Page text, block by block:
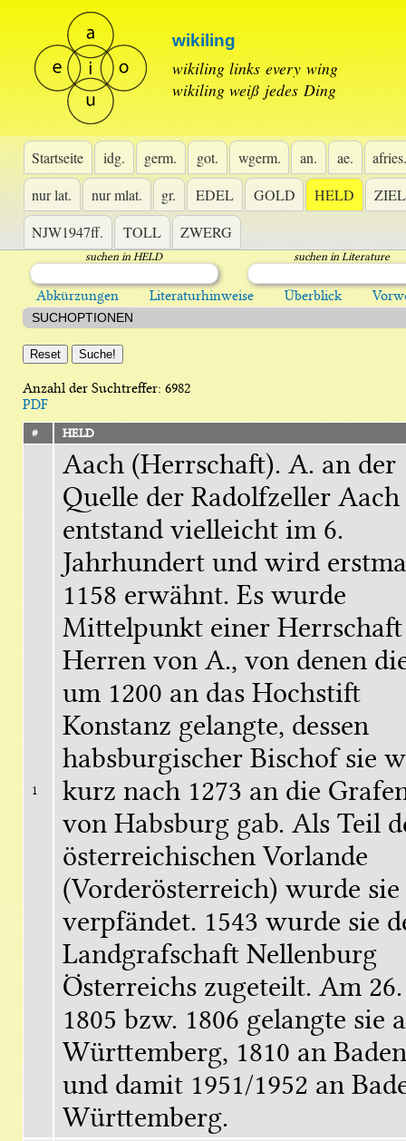
wikiling
wikiling links every wing
wikiling weiß jedes Ding
Startseite idg. germ. got. wgerm. an. ae.
nur lat.
nur mlat. gr. EDEL GOLD HELD
ZIEL
NJW1947ff.
TOLL ZWERG
uchen in HELD uchen in Literature
Abkürzungen Literaturhinweise Überblick
SUCHOPTIONEN
Anzahl der Suchtreffer: 6982
PDF
# HELD
1
Aach (Herrschaft). A. an der
Quelle der Radolfzeller Aach
entstand vielleicht im 6.
Jahrhundert und wird
1158 erwähnt. Es wurde
Mittelpunkt einer
Herren von A., von denen
um 1200 an das Hochstift
Konstanz gelangte, dessen
habsburgischer Bischof sie
kurz nach 1273 an die
von Habsburg gab. Als Teil
österreichischen Vorlande
(Vorderösterreich) wurde
verpfändet. 1543 wurde sie
Landgrafschaft Nellenburg
Österreichs zugeteilt. Am 26.
1805 bzw. 1806 gelangte sie
Württemberg, 1810 an Baden
und damit 1951/1952 an
Württemberg.